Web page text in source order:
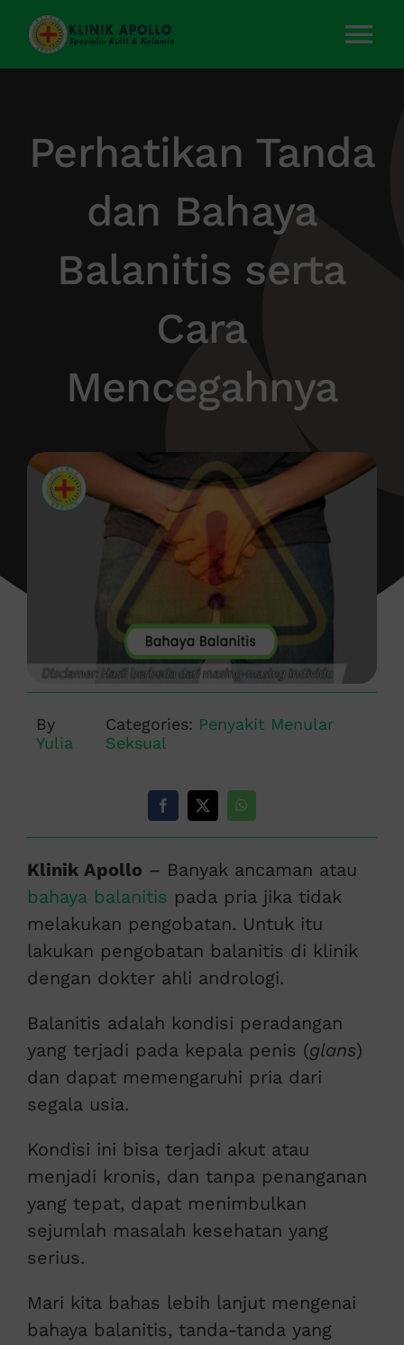
Skip
content
Layanan Kami
Tentang Kami
Artikel
Perhatikan Tanda
dan Bahaya
Balanitis serta
Cara
Mencegahnya
By
Yulia
Categories: Penyakit Menular
Seksual
Klinik Apollo – Banyak ancaman atau
bahaya balanitis pada pria jika tidak
melakukan pengobatan. Untuk itu
lakukan pengobatan balanitis di klinik
dengan dokter ahli andrologi.
Balanitis adalah kondisi peradangan
yang terjadi pada kepala penis (glans)
dan dapat memengaruhi pria dari
segala usia.
Kondisi ini bisa terjadi akut atau
menjadi kronis, dan tanpa penanganan
yang tepat, dapat menimbulkan
sejumlah masalah kesehatan yang
serius.
Mari kita bahas lebih lanjut mengenai
bahaya balanitis, tanda-tanda yang